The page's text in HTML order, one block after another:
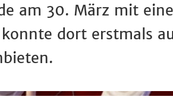
am 30. März mit
dort erstmals